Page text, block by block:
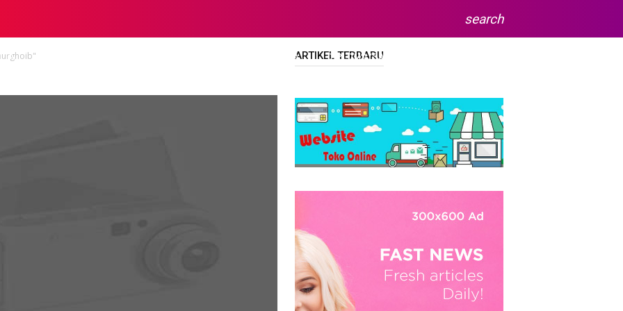
SMA/SMK/SLTA DIPLOMA/SARJANA
search
ARTIKEL TERBARU